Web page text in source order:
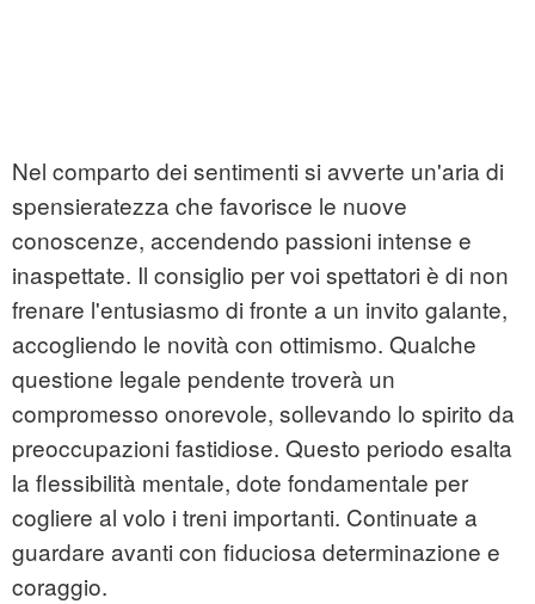
Nel comparto dei sentimenti si avverte un'aria di
spensieratezza che favorisce le nuove
conoscenze, accendendo passioni intense e
inaspettate. Il consiglio per voi spettatori è di non
frenare l'entusiasmo di fronte a un invito galante,
accogliendo le novità con ottimismo. Qualche
questione legale pendente troverà un
compromesso onorevole, sollevando lo spirito da
preoccupazioni fastidiose. Questo periodo esalta
la flessibilità mentale, dote fondamentale per
cogliere al volo i treni importanti. Continuate a
guardare avanti con fiduciosa determinazione e
coraggio.